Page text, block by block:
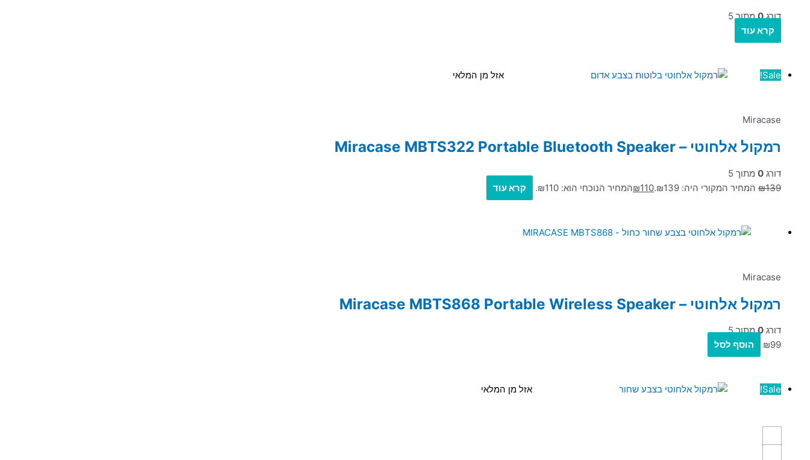
דורג0מתוך 5
קרא עוד
Sale! אזל מן המלאי
Miracase
רמקול אלחוטי – Miracase MBTS322 Portable Bluetooth Speaker
דורג 0 מתוך 5
₪139 המחיר המקורי היה: ₪139. ₪110 המחיר הנוכחי הוא: ₪110. קרא עוד
Miracase
רמקול אלחוטי – Miracase MBTS868 Portable Wireless Speaker
דורג 0מתוך 5
₪99 הוסף לסל
Sale! אזל מן המלאי